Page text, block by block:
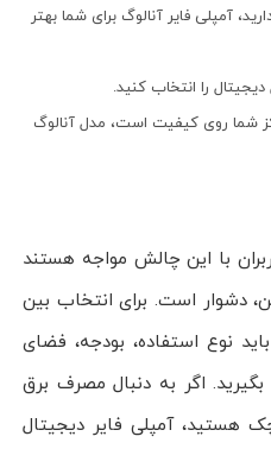
آمپلی فایر آنالوگ برای شما بهتر
را انتخاب کنید.
شما روی کیفیت است، مدل آنالوگ
با این چالش مواجه هستند
دشوار است. برای انتخاب بین
نوع استفاده، بودجه، فضای
اگر به دنبال مصرف برق
هستید، آمپلی فایر دیجیتال